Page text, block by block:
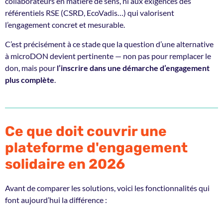
référentiels RSE (CSRD, EcoVadis…) qui valorisent
l’engagement concret et mesurable.
C’est précisément à ce stade que la question d’une alternative
à microDON devient pertinente — non pas pour remplacer le
don, mais pour l’inscrire dans une démarche d’engagement
plus complète
Ce que doit couvrir une
plateforme d'engagement
solidaire en 2026
Avant de comparer les solutions, voici les fonctionnalités qui
font aujourd’hui la différence :